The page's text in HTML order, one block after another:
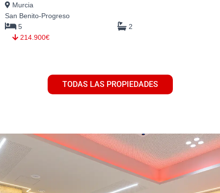
Murcia
San Benito-Progreso
5
2
214.900€
TODAS LAS PROPIEDADES